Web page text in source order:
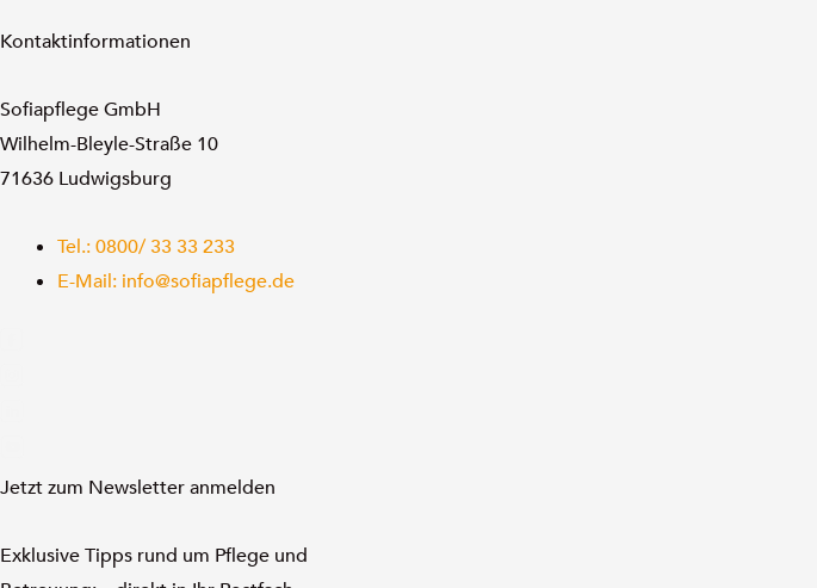
Kontaktinformationen
Sofiapflege GmbH
Wilhelm-Bleyle-Straße 10
71636 Ludwigsburg
Tel.: 0800/ 33 33 233
E-Mail: info@sofiapflege.de
Jetzt zum Newsletter anmelden
Exklusive Tipps rund um Pflege und